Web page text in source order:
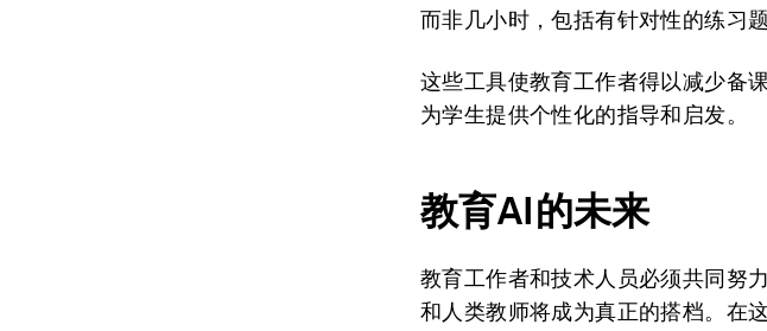
而非几小时，包括有针对性的练习
这些工具使教育工作者得以减少备
为学生提供个性化的指导和启发。
教育AI的未来
教育工作者和技术人员必须共同努
和人类教师将成为真正的搭档。在